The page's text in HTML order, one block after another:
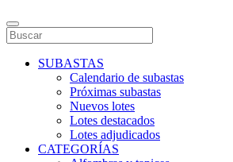
SUBASTAS
Calendario de subastas
Próximas subastas
Nuevos lotes
Lotes destacados
Lotes adjudicados
CATEGORÍAS